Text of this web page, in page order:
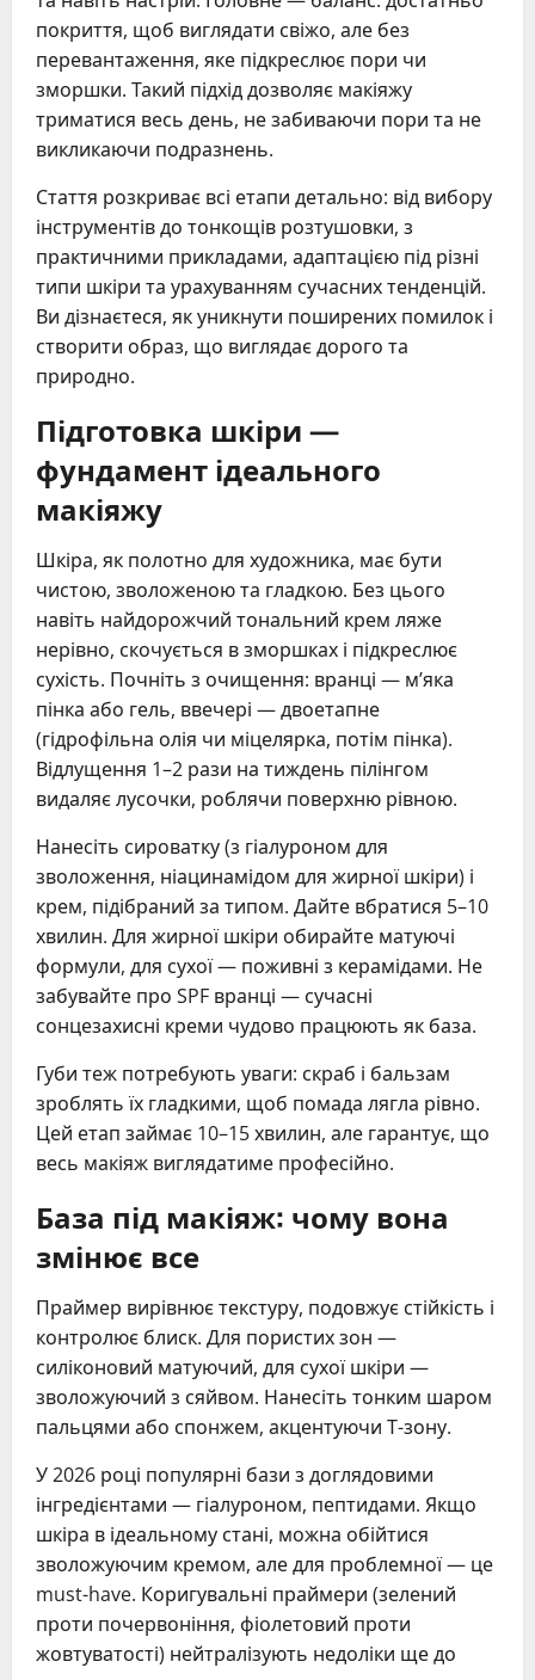
покриття, щоб виглядати свіжо, але без
перевантаження, яке підкреслює пори чи
зморшки. Такий підхід дозволяє макіяжу
триматися весь день, не забиваючи пори та не
викликаючи подразнень.
Стаття розкриває всі етапи детально: від вибору
інструментів до тонкощів розтушовки, з
практичними прикладами, адаптацією під різні
типи шкіри та урахуванням сучасних тенденцій.
Ви дізнаєтеся, як уникнути поширених помилок і
створити образ, що виглядає дорого та
природно.
Підготовка шкіри —
фундамент ідеального
макіяжу
Шкіра, як полотно для художника, має бути
чистою, зволоженою та гладкою. Без цього
навіть найдорожчий тональний крем ляже
нерівно, скочується в зморшках і підкреслює
сухість. Почніть з очищення: вранці — м’яка
пінка або гель, ввечері — двоетапне
(гідрофільна олія чи міцелярка, потім пінка).
Відлущення 1–2 рази на тиждень пілінгом
видаляє лусочки, роблячи поверхню рівною.
Нанесіть сироватку (з гіалуроном для
зволоження, ніацинамідом для жирної шкіри) і
крем, підібраний за типом. Дайте вбратися 5–10
хвилин. Для жирної шкіри обирайте матуючі
формули, для сухої — поживні з керамідами. Не
забувайте про SPF вранці — сучасні
сонцезахисні креми чудово працюють як база.
Губи теж потребують уваги: скраб і бальзам
зроблять їх гладкими, щоб помада лягла рівно.
Цей етап займає 10–15 хвилин, але гарантує, що
весь макіяж виглядатиме професійно.
База під макіяж: чому вона
змінює все
Праймер вирівнює текстуру, подовжує стійкість і
контролює блиск. Для пористих зон —
силіконовий матуючий, для сухої шкіри —
зволожуючий з сяйвом. Нанесіть тонким шаром
пальцями або спонжем, акцентуючи Т-зону.
У 2026 році популярні бази з доглядовими
інгредієнтами — гіалуроном, пептидами. Якщо
шкіра в ідеальному стані, можна обійтися
зволожуючим кремом, але для проблемної — це
must-have. Коригувальні праймери (зелений
проти почервоніння, фіолетовий проти
жовтуватості) нейтралізують недоліки ще до